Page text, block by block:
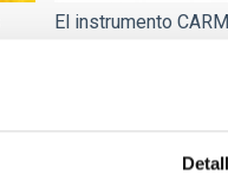
El instrumento